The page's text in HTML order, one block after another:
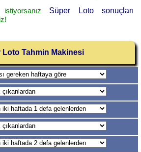
Süper Loto sonuçları
Loto Tahmin Makinesi